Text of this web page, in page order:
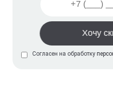
Согласен на обработку